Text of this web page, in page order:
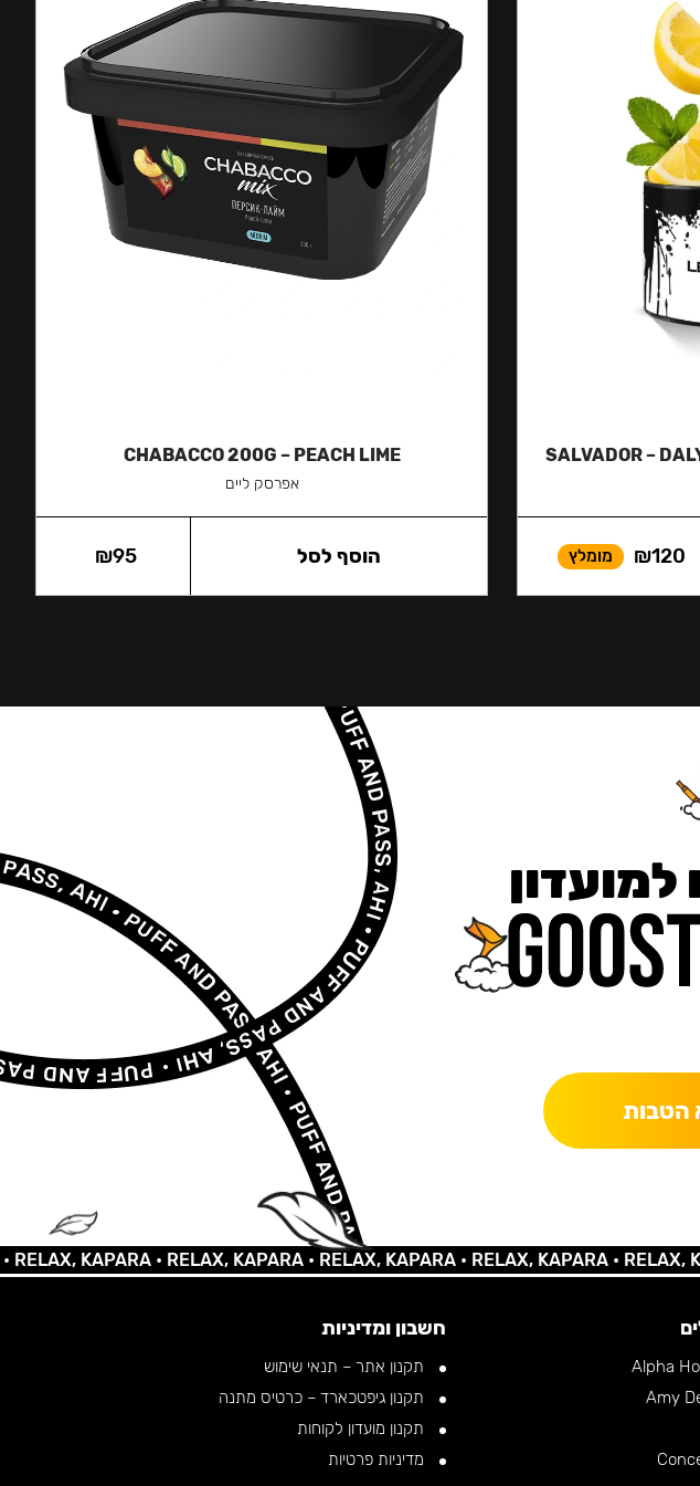
SALVADOR –
₪120 מומלץ
CHABACCO 200G – PEACH LIME
אפרסק ליים
₪95 הוסף לסל
למועדון
הטבות
KAPARA •RELAX, KAPARA •RELAX, KAPARA •RELAX, KAPARA •RELAX,
חשבון ומדיניות
תקנון אתר – תנאי שימוש
תקנון גיפטכארד – כרטיס מתנה
תקנון מועדון לקוחות
מדיניות פרטיות